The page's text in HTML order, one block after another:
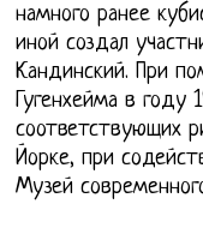
намного ранее
иной создал
Кандинский. При
Гугенхейма в году
соответствующих
Йорке, при
Музей